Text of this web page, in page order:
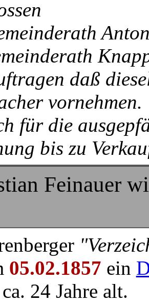
daß
vornehmen.
für die
bis zu
Feinauer
05.02.1857 ein
24 Jahre alt.